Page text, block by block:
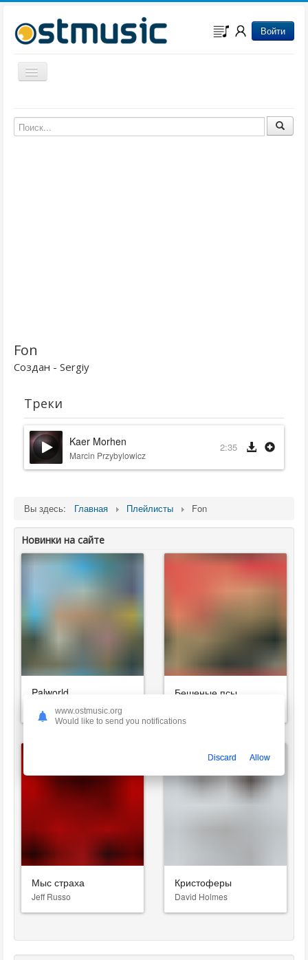
Войти
Включить/выключить навигацию
Музыка из мультфильмов
Музыка из сериалов
Fon
Создан - Sergiy
Треки
Kaer Morhen
Marcin Przybylowicz
2:35
Вы здесь: Главная Плейлисты Fon
Новинки на сайте
Palworld
Tatsuya Yano
Бешеные псы
Мыс страха
Jeff Russo
Кристоферы
David Holmes
www.ostmusic.org
Would like to send you notifications
Discard Allow